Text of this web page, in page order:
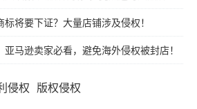
将要下证？大量店铺涉及侵权！
马逊卖家必看，避免海外侵权被封店！
侵权 版权侵权